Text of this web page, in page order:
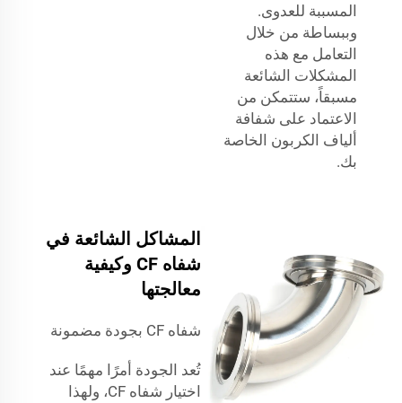
المسببة للعدوى.
وببساطة من خلال
التعامل مع هذه
المشكلات الشائعة
مسبقاً، ستتمكن من
الاعتماد على شفافة
ألياف الكربون الخاصة
بك.
المشاكل الشائعة في
شفاه CF وكيفية
معالجتها
شفاه CF بجودة مضمونة
تُعد الجودة أمرًا مهمًا عند
اختيار شفاه CF، ولهذا